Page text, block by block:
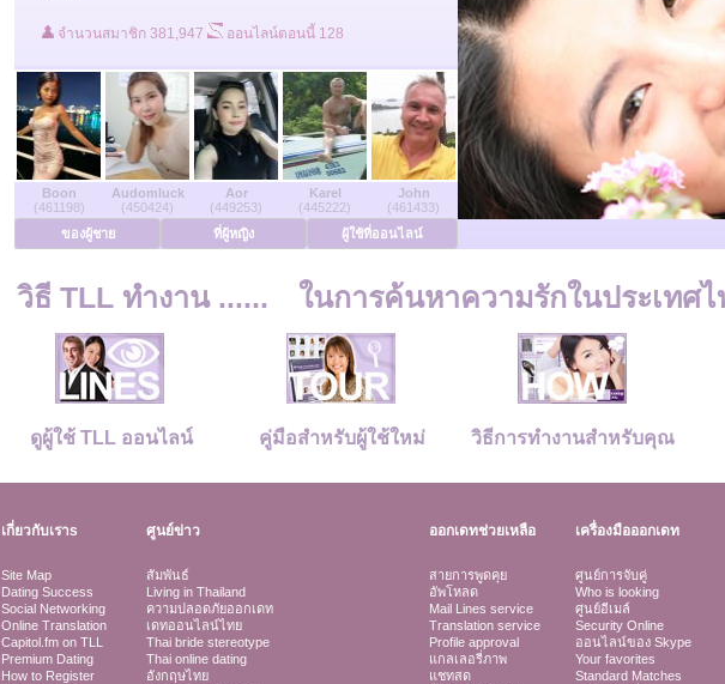
จำนวนสมาชิก 381,947 ออนไลน์ตอนนี้ 128
Boon
(461198)
Audomluck
(450424)
Aor
(449253)
Karel
(445222)
John
(461433)
ของผู้ชาย
ที่ผู้หญิง ผู้ใช้ที่ออนไลน์
วิธี TLL ทำงาน ...... ในการค้นหาความรักในประเทศไ
ดูผู้ใช้ TLL ออนไลน์ คู่มือสำหรับผู้ใช้ใหม่ วิธีการทำงานสำหรับคุณ
เกี่ยวกับเราs ศูนย์ข่าว ออกเดทช่วยเหลือ เครื่องมือออกเดท
Site Map
Dating Success
Social Networking
Online Translation
Capitol.fm on TLL
Premium Dating
How to Register
สัมพันธ์
Living in Thailand
ความปลอดภัยออกเดท
เดทออนไลน์ไทย
Thai bride stereotype
Thai online dating
อังกฤษไทย
สายการพูดคุย
อัพโหลด
Mail Lines service
Translation service
Profile approval
แกลเลอรี่ภาพ
แชทสด
ศูนย์การจับคู่
Who is looking
ศูนย์อีเมล์
Security Online
ออนไลน์ของ Skype
Your favorites
Standard Matches